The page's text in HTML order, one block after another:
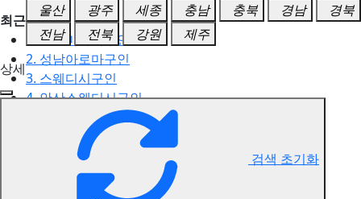
최근검색어
1. 일산마사지구인
2. 성남아로마구인
3. 스웨디시구인
4. 안산스웨디시구인
5. 아로마구인
동해 마사지 구직정보
울산
광주 세종 충남 충북 경남
경북
전남
전북 강원
제주
상세
검색 초기화